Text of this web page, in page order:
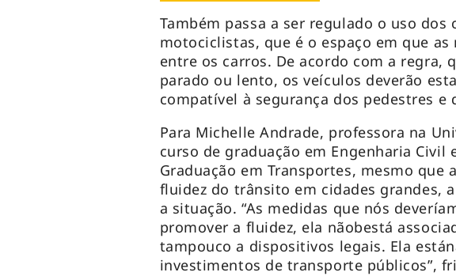
Também passa a ser regulado o uso dos
motociclistas, que é o espaço em que
entre os carros. De acordo com a regra,
parado ou lento, os veículos deverão
compatível à segurança dos pedestres e
Para Michelle Andrade, professora na
curso de graduação em Engenharia Civil
Graduação em Transportes, mesmo que
fluidez do trânsito em cidades grandes,
a situação. “As medidas que nós
promover a fluidez, ela nãobestá
tampouco a dispositivos legais. Ela
investimentos de transporte públicos”,